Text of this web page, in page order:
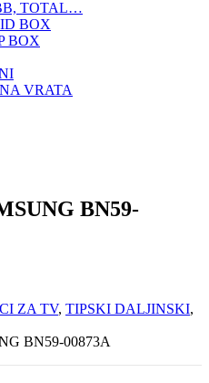
TOTAL…
BOX
BOX
VRATA
BN59-
ZA TV, TIPSKI DALJINSKI,
BN59-00873A